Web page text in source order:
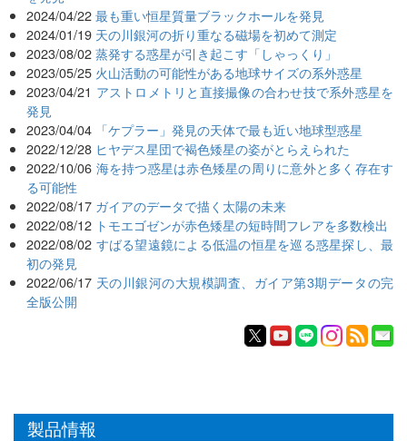
2024/04/22 最も重い恒星質量ブラックホールを発見
2024/01/19 天の川銀河の折り重なる磁場を初めて測定
2023/08/02 蒸発する惑星が引き起こす「しゃっくり」
2023/05/25 火山活動の可能性がある地球サイズの系外惑星
2023/04/21 アストロメトリと直接撮像の合わせ技で系外惑星を
発見
2023/04/04 「ケプラー」発見の天体で最も近い地球型惑星
2022/12/28 ヒヤデス星団で褐色矮星の姿がとらえられた
2022/10/06 海を持つ惑星は赤色矮星の周りに意外と多く存在す
る可能性
2022/08/17 ガイアのデータで描く太陽の未来
2022/08/12 トモエゴゼンが赤色矮星の短時間フレアを多数検出
2022/08/02 すばる望遠鏡による低温の恒星を巡る惑星探し、最
初の発見
2022/06/17 天の川銀河の大規模調査、ガイア第3期データの完
全版公開
製品情報